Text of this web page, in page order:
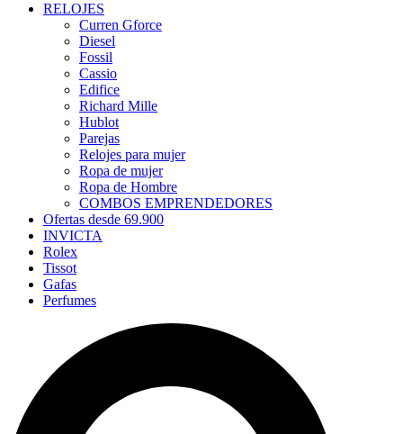
RELOJES
Curren Gforce
Diesel
Fossil
Cassio
Edifice
Richard Mille
Hublot
Parejas
Relojes para mujer
Ropa de mujer
Ropa de Hombre
COMBOS EMPRENDEDORES
Ofertas desde 69.900
INVICTA
Rolex
Tissot
Gafas
Perfumes